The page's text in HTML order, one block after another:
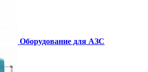
Оборудование для АЗС